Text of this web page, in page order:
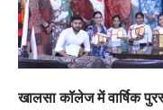
खालसा कॉलेज में वार्षिक
सोलर
और